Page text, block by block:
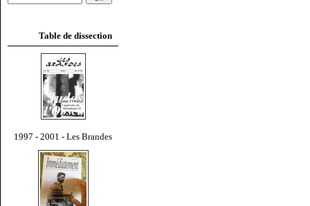
Table de dissection
1997 - 2001 - Les Brandes